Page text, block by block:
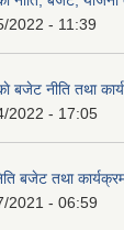
2022 - 11:39
नीति तथा
2022 - 17:05
बजेट तथा
2021 - 06:59